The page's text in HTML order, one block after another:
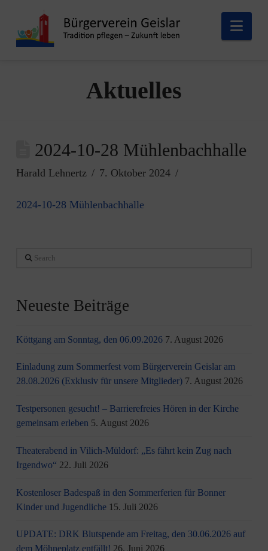
Aktuelles
2024-10-28 Mühlenbachhalle
Harald Lehnertz 7. Oktober 2024
2024-10-28 Mühlenbachhalle
Search
Neueste Beiträge
Köttgang am Sonntag, den 06.09.2026 7. August 2026
Einladung zum Sommerfest vom Bürgerverein Geislar am
28.08.2026 (Exklusiv für unsere Mitglieder) 7. August 2026
Testpersonen gesucht! – Barrierefreies Hören in der Kirche
gemeinsam erleben 5. August 2026
Theaterabend in Vilich-Müldorf: „Es fährt kein Zug nach
Irgendwo“ 22. Juli 2026
Kostenloser Badespaß in den Sommerferien für Bonner
Kinder und Jugendliche 15. Juli 2026
UPDATE: DRK Blutspende am Freitag, den 30.06.2026 auf
dem Möhneplatz entfällt! 26. Juni 2026